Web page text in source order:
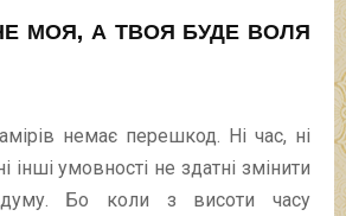
МОЯ, А ТВОЯ БУДЕ ВОЛЯ
немає перешкод. Ні час, ні
інші умовності не здатні змінити
Бо коли з висоти часу